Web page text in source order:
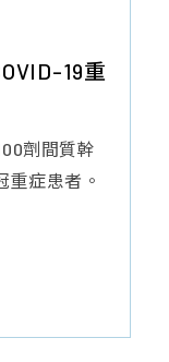
19重
劑間質幹
重症患者。